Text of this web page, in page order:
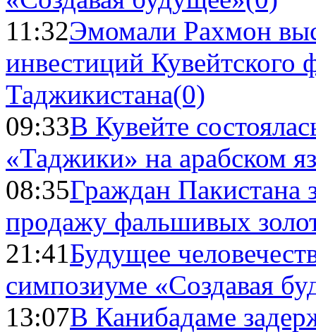
11:32Эмомали Рахмон
инвестиций Кувейтского
Таджикистана(0)
09:33В Кувейте
«Таджики» на арабском
08:35Граждан Пакистана
продажу фальшивых
21:41Будущее
симпозиуме «Создавая
13:07В Канибадаме